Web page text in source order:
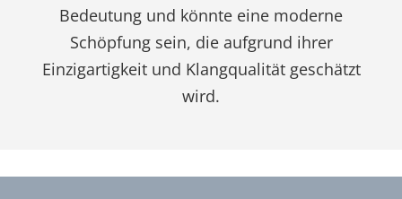
Bedeutung und könnte eine moderne
Schöpfung sein, die aufgrund ihrer
Einzigartigkeit und Klangqualität geschätzt
wird.